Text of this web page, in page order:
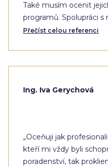
Také musím ocenit
programů. Spolupráci s
Přečíst celou referenci
Ing. Iva Gerychová
„Oceňuji jak
kteří mi vždy byli
poradenství, tak